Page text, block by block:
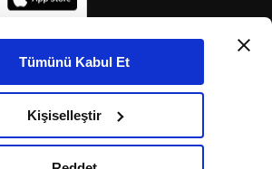
Tümünü Kabul Et
Kişiselleştir